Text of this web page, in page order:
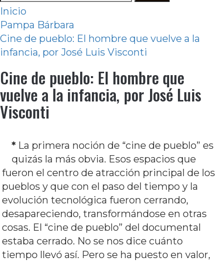
al
contenido
Inicio
Pampa Bárbara
Cine de pueblo: El hombre que vuelve a la
infancia, por José Luis Visconti
Cine de pueblo: El hombre que
vuelve a la infancia, por José Luis
Visconti
* La primera noción de “cine de pueblo” es
quizás la más obvia. Esos espacios que
fueron el centro de atracción principal de los
pueblos y que con el paso del tiempo y la
evolución tecnológica fueron cerrando,
desapareciendo, transformándose en otras
cosas. El “cine de pueblo” del documental
estaba cerrado. No se nos dice cuánto
tiempo llevó así. Pero se ha puesto en valor,